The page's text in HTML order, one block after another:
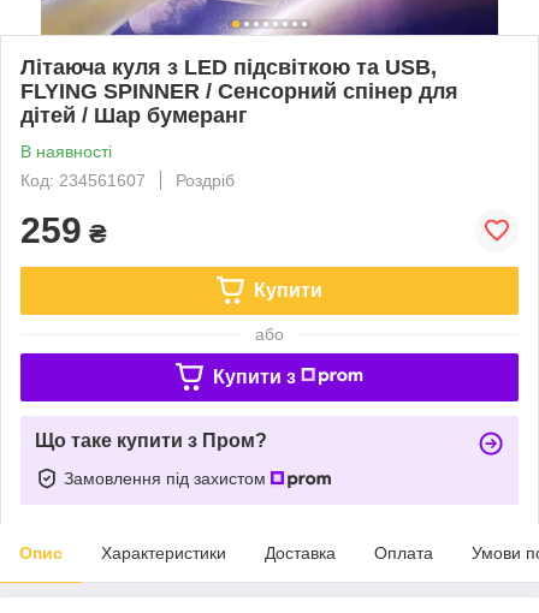
Літаюча куля з LED підсвіткою та USB,
FLYING SPINNER / Сенсорний спінер для
дітей / Шар бумеранг
В наявності
Код: 234561607
Роздріб
259 ₴
Купити
або
Купити з
Що таке купити з Пром?
Замовлення під захистом
Опис Характеристики Доставка Оплата Умови